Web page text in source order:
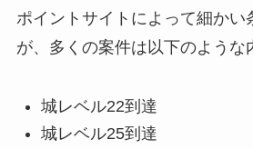
ポイントサイトによって細かい
が、多くの案件は以下のような
城レベル22到達
城レベル25到達